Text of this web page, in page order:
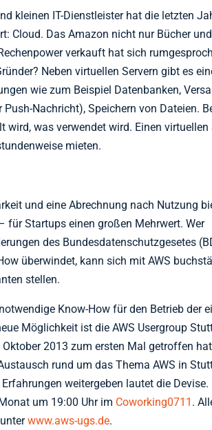
kleinen IT-Dienstleister hat die letzten
Cloud. Das Amazon nicht nur Bücher und
verkauft hat sich
Neben virtuellen Servern gibt es
wie zum Beispiel Datenbanken,
Push-Nachricht), Speichern von Dateien.
wird, was verwendet wird. Einen virtuellen
mieten.
und eine Abrechnung nach Nutzung
für Startups einen großen Mehrwert. Wer
des Bundesdatenschutzgesetes
überwindet, kann sich mit AWS
stellen.
Know-How für den Betrieb der
Möglichkeit ist die AWS Usergroup
2013 zum ersten Mal getroffen
rund um das Thema AWS in
weitergeben lautet die Devise.
um 19:00 Uhr im Coworking0711 .
www.aws-ugs.de.